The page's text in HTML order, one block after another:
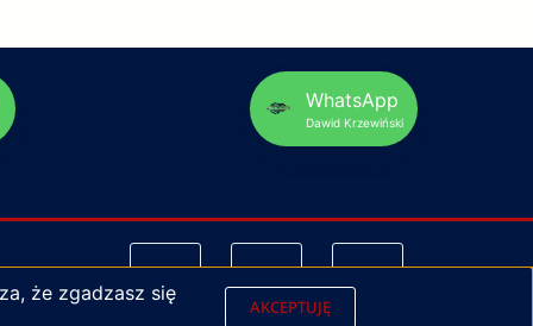
WhatsApp
Dawid Krzewiński
że zgadzasz się
AKCEPTUJĘ